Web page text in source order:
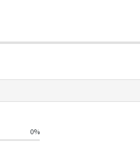
0%